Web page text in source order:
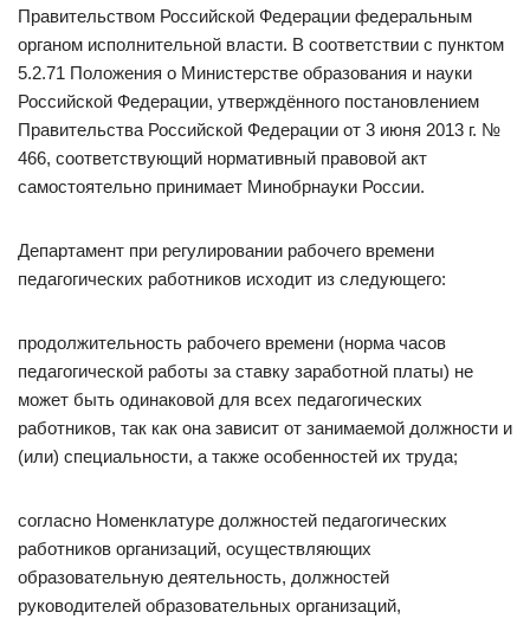
Правительством Российской Федерации федеральным
органом исполнительной власти. В соответствии с пунктом
5.2.71 Положения о Министерстве образования и науки
Российской Федерации, утверждённого постановлением
Правительства Российской Федерации от 3 июня 2013 г. №
466, соответствующий нормативный правовой акт
самостоятельно принимает Минобрнауки России.
Департамент при регулировании рабочего времени
педагогических работников исходит из следующего:
продолжительность рабочего времени (норма часов
педагогической работы за ставку заработной платы) не
может быть одинаковой для всех педагогических
работников, так как она зависит от занимаемой должности и
(или) специальности, а также особенностей их труда;
согласно Номенклатуре должностей педагогических
работников организаций, осуществляющих
образовательную деятельность, должностей
руководителей образовательных организаций,